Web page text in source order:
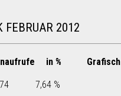
FEBRUAR 2012
in % Grafisch
7,64 %